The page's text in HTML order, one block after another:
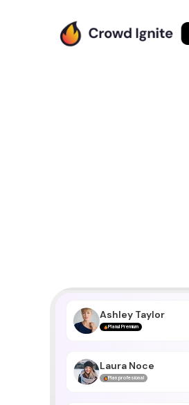
Ashley Taylor
Planul Premium
Laura Noce
Plan profesional